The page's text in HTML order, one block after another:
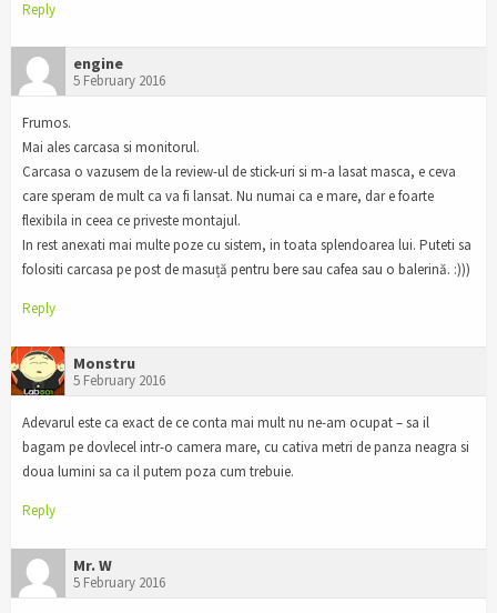
Reply
engine
5 February 2016
Frumos.
Mai ales carcasa si monitorul.
Carcasa o vazusem de la review-ul de stick-uri si m-a lasat masca, e ceva
care speram de mult ca va fi lansat. Nu numai ca e mare, dar e foarte
flexibila in ceea ce priveste montajul.
In rest anexati mai multe poze cu sistem, in toata splendoarea lui. Puteti sa
folositi carcasa pe post de masuță pentru bere sau cafea sau o balerină. :)))
Reply
Monstru
5 February 2016
Adevarul este ca exact de ce conta mai mult nu ne-am ocupat – sa il
bagam pe dovlecel intr-o camera mare, cu cativa metri de panza neagra si
doua lumini sa ca il putem poza cum trebuie.
Reply
Mr. W
5 February 2016